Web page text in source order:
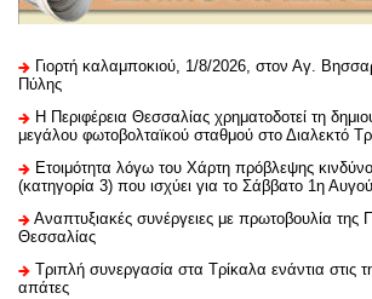
Γιορτή καλαμποκιού, 1/8/2026, στον Αγ.
Πύλης
H Περιφέρεια Θεσσαλίας χρηματοδοτεί τη
μεγάλου φωτοβολταϊκού σταθμού στο Διαλεκτό
Ετοιμότητα λόγω του Χάρτη πρόβλεψης
(κατηγορία 3) που ισχύει για το Σάββατο 1η
Αναπτυξιακές συνέργειες με πρωτοβουλία της
Θεσσαλίας
Τριπλή συνεργασία στα Τρίκαλα ενάντια στις
απάτες